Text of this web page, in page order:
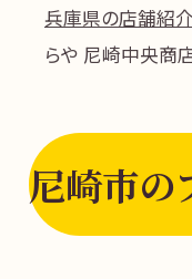
兵庫県の店舗紹介
らや 尼崎中央商
尼崎市の